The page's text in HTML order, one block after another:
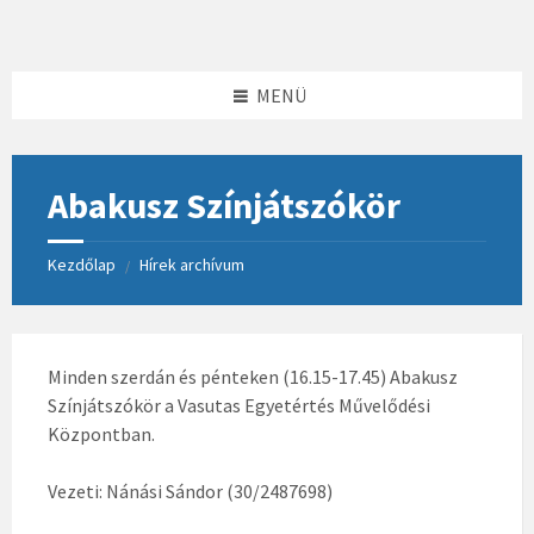
MENÜ
Abakusz Színjátszókör
Kezdőlap / Hírek archívum
Minden szerdán és pénteken (16.15-17.45) Abakusz
Színjátszókör a Vasutas Egyetértés Művelődési
Központban.
Vezeti: Nánási Sándor (30/2487698)